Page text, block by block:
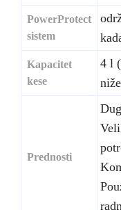
PowerProtect
sistem
Kapacitet
kese
4 l
Prednosti